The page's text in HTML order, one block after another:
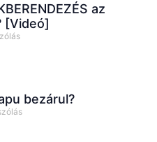
az
[Videó]
bezárul?